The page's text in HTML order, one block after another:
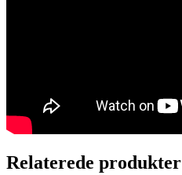
Relaterede produkter